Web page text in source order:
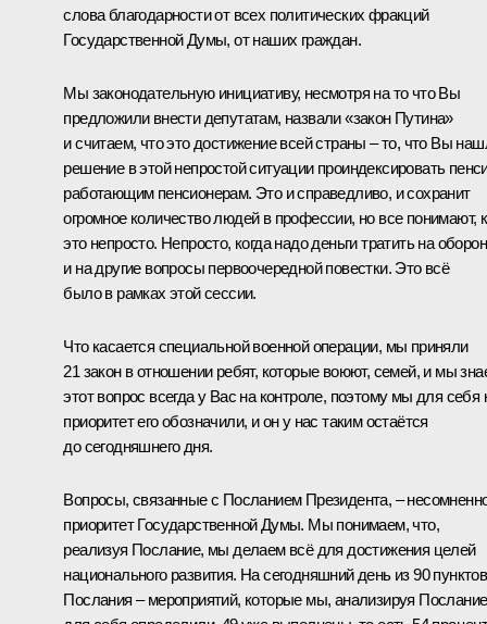
слова благодарности от всех политических фракций
Государственной Думы, от наших граждан.
Мы законодательную инициативу, несмотря на то что Вы
предложили внести депутатам, назвали «закон Путина»
и считаем, что это достижение всей страны – то, что Вы
решение в этой непростой ситуации проиндексировать
работающим пенсионерам. Это и справедливо, и сохранит
огромное количество людей в профессии, но все понимают,
это непросто. Непросто, когда надо деньги тратить на
и на другие вопросы первоочередной повестки. Это всё
было в рамках этой сессии.
Что касается специальной военной операции, мы приняли
21 закон в отношении ребят, которые воюют, семей, и мы
этот вопрос всегда у Вас на контроле, поэтому мы для себя
приоритет его обозначили, и он у нас таким остаётся
до сегодняшнего дня.
Вопросы, связанные с Посланием Президента, –
приоритет Государственной Думы. Мы понимаем, что,
реализуя Послание, мы делаем всё для достижения целей
национального развития. На сегодняшний день из 90 пунктов
Послания – мероприятий, которые мы, анализируя